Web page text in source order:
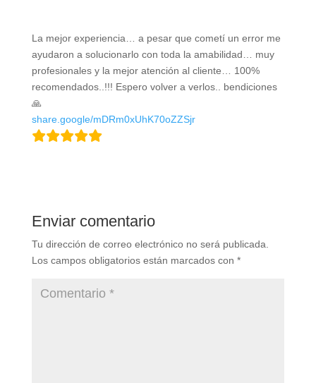
La mejor experiencia… a pesar que cometí un error me
ayudaron a solucionarlo con toda la amabilidad… muy
profesionales y la mejor atención al cliente… 100%
recomendados..!!! Espero volver a verlos.. bendiciones
🙏
share.google/mDRm0xUhK70oZZSjr
Enviar comentario
Tu dirección de correo electrónico no será publicada.
Los campos obligatorios están marcados con *